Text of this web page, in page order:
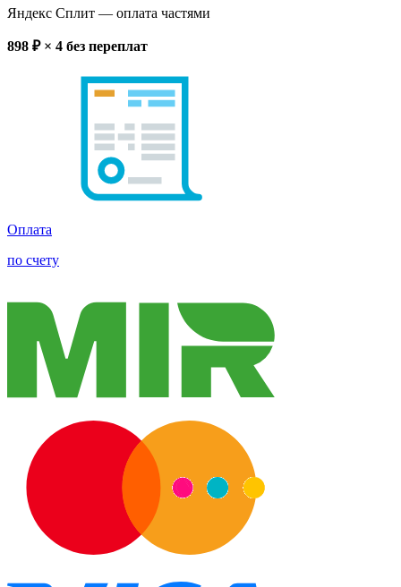
Яндекс Сплит — оплата частями
898 ₽ × 4 без переплат
Оплата
по счету